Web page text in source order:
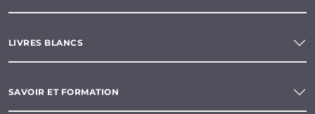
LIVRES BLANCS
SAVOIR ET FORMATION